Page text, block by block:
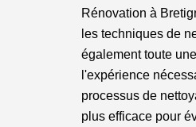
Rénovation à
les techniques de
également toute
l'expérience
processus de
plus efficace pour